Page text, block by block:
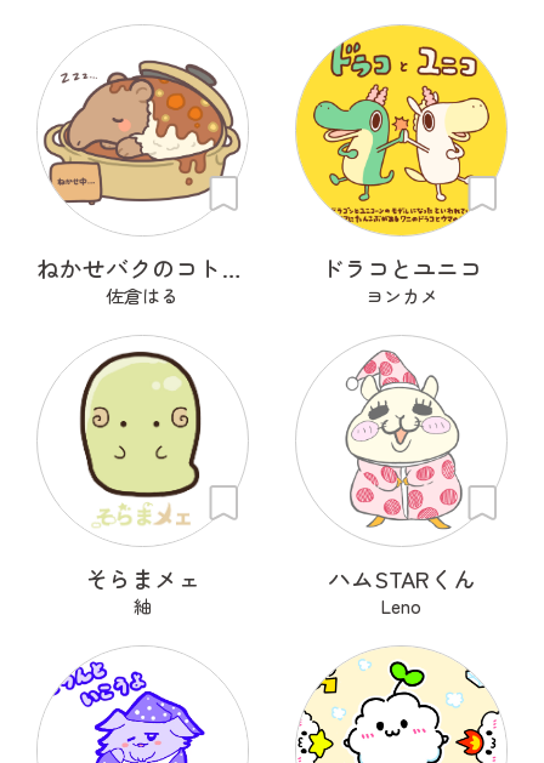
ねかせバクのコトコト
佐倉はる
ドラコとユニコ
ヨンカメ
そらまメェ
紬
ハムSTARくん
Leno